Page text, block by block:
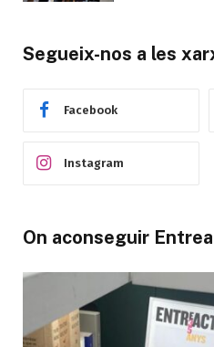
Segueix-nos a les
Facebook
Instagram
On aconseguir